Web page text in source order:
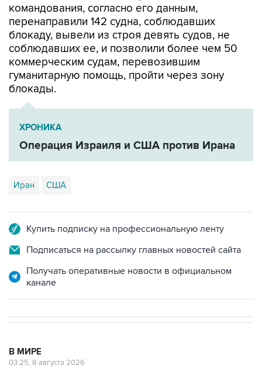
командования, согласно его данным,
перенаправили 142 судна, соблюдавших
блокаду, вывели из строя девять судов, не
соблюдавших ее, и позволили более чем 50
коммерческим судам, перевозившим
гуманитарную помощь, пройти через зону
блокады.
ХРОНИКА
Операция Израиля и США против Ирана
Иран США
Купить подписку на профессиональную ленту
Подписаться на рассылку главных новостей сайта
Получать оперативные новости в официальном
канале
В МИРЕ
03:25, 8 августа 2026